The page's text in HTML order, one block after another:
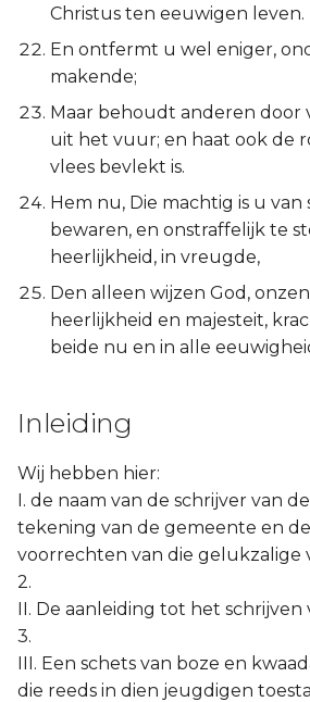
Christus ten eeuwigen leven.
En ontfermt u wel eniger,
makende;
Maar behoudt anderen door
uit het vuur; en haat ook de
vlees bevlekt is.
Hem nu, Die machtig is u
bewaren, en onstraffelijk te
heerlijkheid, in vreugde,
Den alleen wijzen God,
heerlijkheid en majesteit,
beide nu en in alle
Inleiding
Wij hebben hier:
I. de naam van de schrijver van
tekening van de gemeente en
voorrechten van die gelukzalige
2.
II. De aanleiding tot het schrijven
3.
III. Een schets van boze en
die reeds in dien jeugdigen